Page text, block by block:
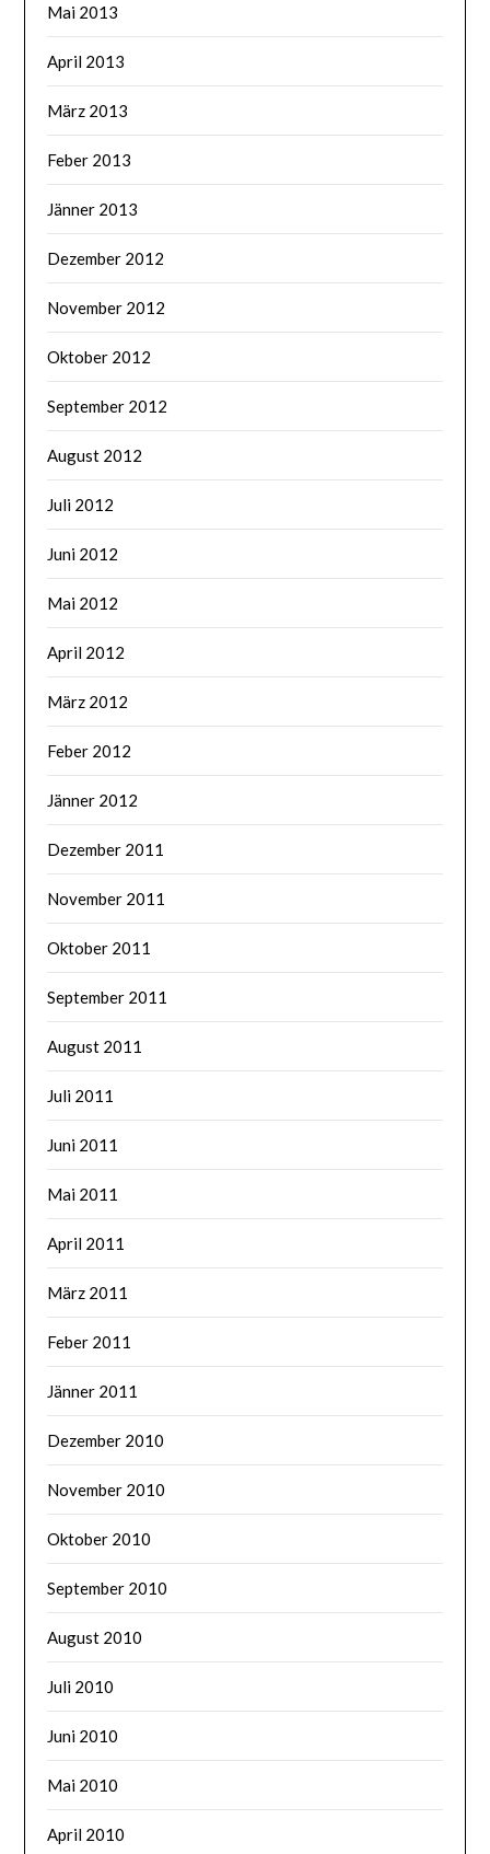
Mai 2013
April 2013
März 2013
Feber 2013
Jänner 2013
Dezember 2012
November 2012
Oktober 2012
September 2012
August 2012
Juli 2012
Juni 2012
Mai 2012
April 2012
März 2012
Feber 2012
Jänner 2012
Dezember 2011
November 2011
Oktober 2011
September 2011
August 2011
Juli 2011
Juni 2011
Mai 2011
April 2011
März 2011
Feber 2011
Jänner 2011
Dezember 2010
November 2010
Oktober 2010
September 2010
August 2010
Juli 2010
Juni 2010
Mai 2010
April 2010